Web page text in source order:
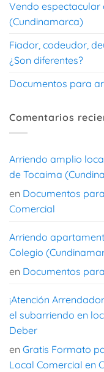
Vendo espectacular
(Cundinamarca)
Fiador, codeudor,
¿Son diferentes?
Documentos para
Comentarios
Arriendo amplio
de Tocaima
en Documentos
Comercial
Arriendo
Colegio
en Documentos
¡Atención
el subarriendo en
Deber
en Gratis Formato
Local Comercial en